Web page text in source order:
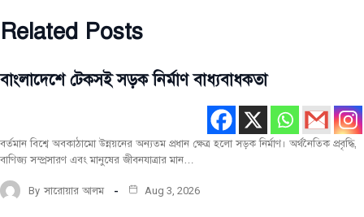
Related Posts
নির্মাণ
পোস্ট
নির্মাণ
বাংলাদেশে টেকসই সড়ক নির্মাণ বাধ্যবাধকতা
বর্তমান বিশ্বে অবকাঠামো উন্নয়নের অন্যতম প্রধান ক্ষেত্র হলো সড়ক নির্মাণ। অর্থনৈতিক প্রবৃদ্ধি,
বাণিজ্য সম্প্রসারণ এবং মানুষের জীবনযাত্রার মান…
By সারোয়ার আলম Aug 3, 2026